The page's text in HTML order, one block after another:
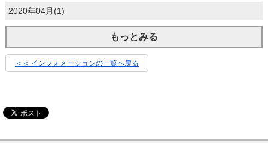
2020年04月(1)
もっとみる
＜＜ インフォメーションの一覧へ戻る